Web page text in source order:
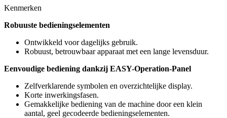
Kenmerken
Robuuste bedieningselementen
Ontwikkeld voor dagelijks gebruik.
Robuust, betrouwbaar apparaat met een lange levensduur.
Eenvoudige bediening dankzij EASY-Operation-Panel
Zelfverklarende symbolen en overzichtelijke display.
Korte inwerkingsfasen.
Gemakkelijke bediening van de machine door een klein
aantal, geel gecodeerde bedieningselementen.